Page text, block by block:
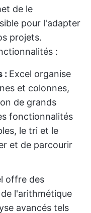
de le
pour l'adapter
projets.
:
: Excel organise
et colonnes,
de grands
fonctionnalités
le tri et le
et de parcourir
offre des
l'arithmétique
avancés tels